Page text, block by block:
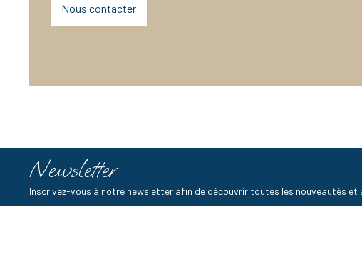
Nous contacter
Newsletter
Inscrivez-vous à notre newsletter afin de découvrir toutes les nouveautés